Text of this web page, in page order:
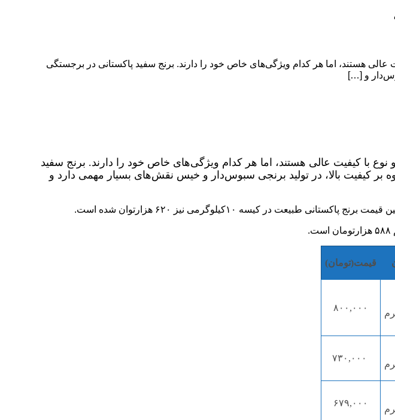
هستند، اما هر کدام ویژگی‌های خاص خود را دارند. برنج سفید پاکستانی در برجستگی
و […]
با کیفیت عالی هستند، اما هر کدام ویژگی‌های خاص خود را دارند. برنج سفید
کیفیت بالا، در تولید برنجی سبوس‌دار و خیس نقش‌های بسیار مهمی دارد و
قیمت(تومان)
۸۰۰,۰۰۰
۶۷۹,۰۰۰